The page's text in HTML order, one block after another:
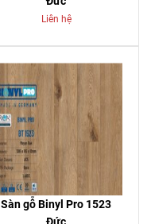
Liên hệ
Sàn gỗ Binyl Pro 1523